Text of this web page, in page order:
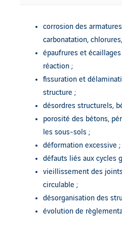
corrosion des
carbonatation,
épaufrures et
réaction ;
fissuration et
structure ;
désordres structurels,
porosité des bétons,
les sous-sols ;
déformation excessive ;
défauts liés aux cycles
vieillissement des
circulable ;
désorganisation des
évolution de